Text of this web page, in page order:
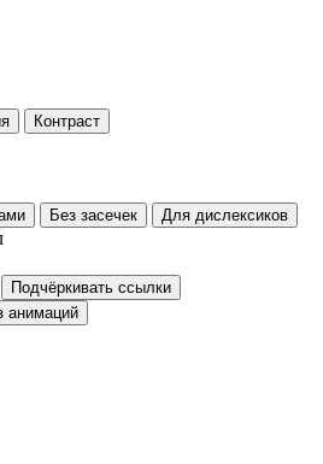
Контраст
Без засечек Для дислексиков
Подчёркивать ссылки
анимаций